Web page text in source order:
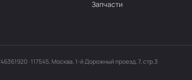
Запчасти
· 117545, Москва, 1-й Дорожный проезд, 7, стр.3